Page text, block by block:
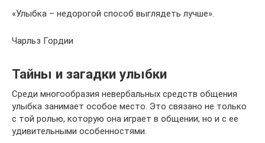
«Улыбка – недорогой способ выглядеть лучше».
Чарльз Гордии
Тайны и загадки улыбки
Среди многообразия невербальных средств общения
улыбка занимает особое место. Это связано не только
с той ролью, которую она играет в общении, но и с ее
удивительными особенностями.